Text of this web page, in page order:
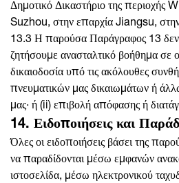
Δημοτικό Δικαστήριο της περιοχής
Suzhou, στην επαρχία Jiangsu,
13.3 Η παρούσα Παράγραφος 13 δεν
ζητήσουμε ανασταλτικό βοήθημα σε
δικαιοδοσία υπό τις ακόλουθες
πνευματικών μας δικαιωμάτων ή
μας· ή (ii) επιβολή απόφασης ή
14. Ειδοποιήσεις και
Όλες οι ειδοποιήσεις βάσει της
να παραδίδονται μέσω εμφανών
ιστοσελίδα, μέσω ηλεκτρονικού